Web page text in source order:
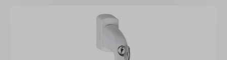
+4964289320, info@hoppe.com